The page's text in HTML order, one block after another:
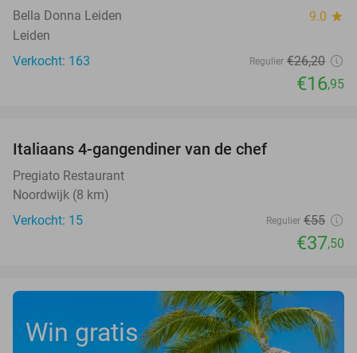
Bella Donna Leiden 9.0 star
Leiden
Verkocht: 163
Regulier €26,20
€16,95
Italiaans 4-gangendiner van de chef
Pregiato Restaurant
Noordwijk (8 km)
Verkocht: 15
Regulier €55
€37,50
Win gratis